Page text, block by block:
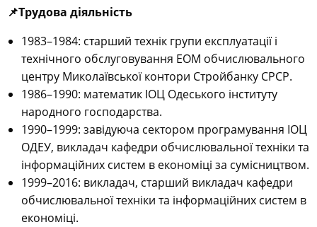
📌Трудова діяльність
1983–1984: старший технік групи експлуатації і
технічного обслуговування ЕОМ обчислювального
центру Миколаївської контори Стройбанку СРСР.
1986–1990: математик ІОЦ Одеського інституту
народного господарства.
1990–1999: завідуюча сектором програмування ІОЦ
ОДЕУ, викладач кафедри обчислювальної техніки та
інформаційних систем в економіці за сумісництвом.
1999–2016: викладач, старший викладач кафедри
обчислювальної техніки та інформаційних систем в
економіці.